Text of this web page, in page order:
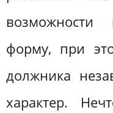
возможности
форму, при
должника
характер.